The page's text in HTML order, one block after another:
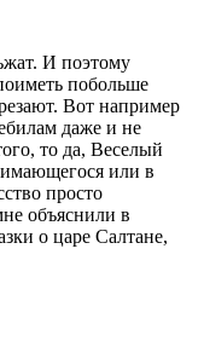
И поэтому
побольше
Вот например
даже и не
то да, Веселый
или в
просто
объяснили в
о царе Салтане,